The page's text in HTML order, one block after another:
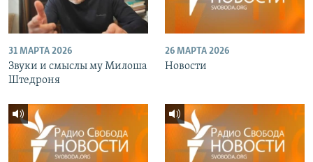
31 МАРТА 2026
Звуки и смыслы му Милоша
Штедроня
26 МАРТА 2026
Новости